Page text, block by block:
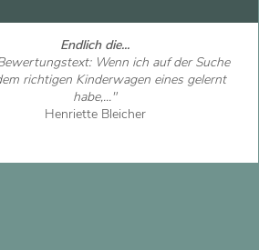
Endlich die...
Wenn ich auf der Suche
richtigen Kinderwagen eines gelernt
habe,..."
Henriette Bleicher